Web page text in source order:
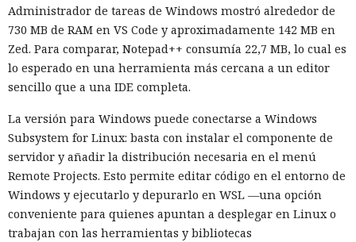
Administrador de tareas de Windows mostró alrededor de
730 MB de RAM en VS Code y aproximadamente 142 MB en
Zed. Para comparar, Notepad++ consumía 22,7 MB, lo cual es
lo esperado en una herramienta más cercana a un editor
sencillo que a una IDE completa.
La versión para Windows puede conectarse a Windows
Subsystem for Linux: basta con instalar el componente de
servidor y añadir la distribución necesaria en el menú
Remote Projects. Esto permite editar código en el entorno de
Windows y ejecutarlo y depurarlo en WSL —una opción
conveniente para quienes apuntan a desplegar en Linux o
trabajan con las herramientas y bibliotecas